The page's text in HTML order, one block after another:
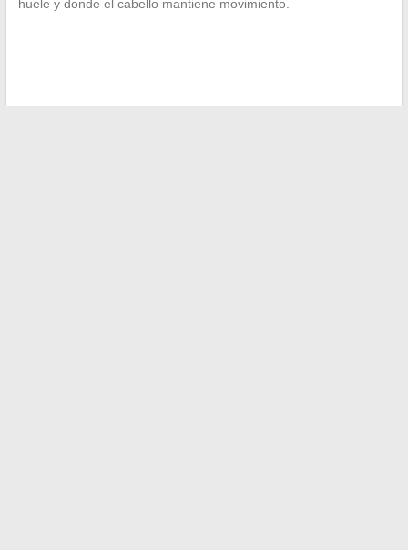
huele y donde el cabello mantiene movimiento.